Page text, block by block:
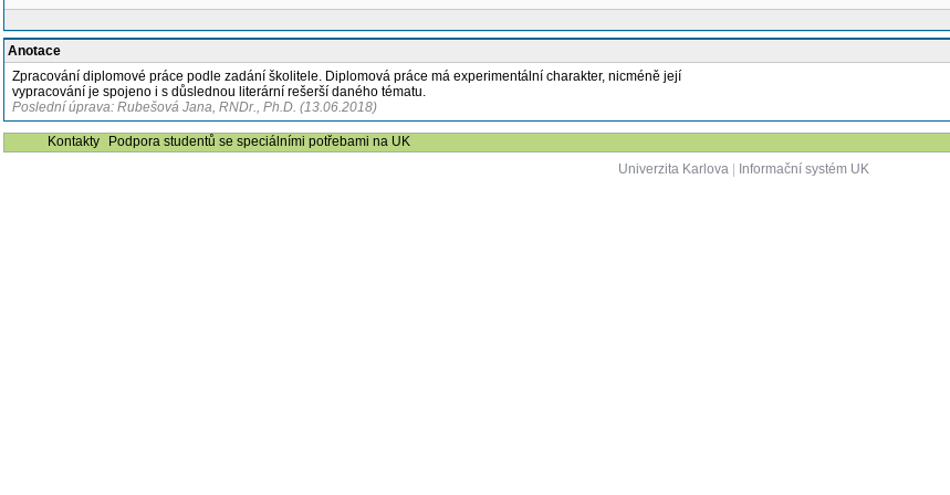
Anotace
Zpracování diplomové práce podle zadání školitele. Diplomová práce má experimentální charakter, nicméně její
vypracování je spojeno i s důslednou literární rešerší daného tématu.
Poslední úprava: Rubešová Jana, RNDr., Ph.D. (13.06.2018)
Kontakty
Podpora studentů se speciálními potřebami na UK
Univerzita Karlova| Informační systém UK